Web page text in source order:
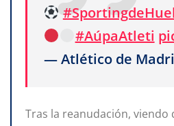
#AúpaAtleti
— Atlético de
Tras la reanudación, viendo